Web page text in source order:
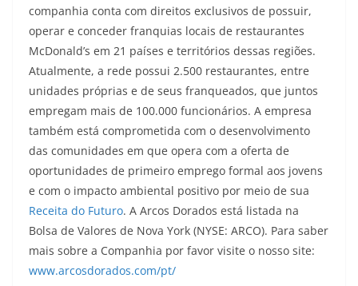
companhia conta com direitos exclusivos de possuir,
operar e conceder franquias locais de restaurantes
McDonald’s em 21 países e territórios dessas regiões.
Atualmente, a rede possui 2.500 restaurantes, entre
unidades próprias e de seus franqueados, que juntos
empregam mais de 100.000 funcionários. A empresa
também está comprometida com o desenvolvimento
das comunidades em que opera com a oferta de
oportunidades de primeiro emprego formal aos jovens
e com o impacto ambiental positivo por meio de sua
Receita do Futuro. A Arcos Dorados está listada na
Bolsa de Valores de Nova York (NYSE: ARCO). Para saber
mais sobre a Companhia por favor visite o nosso site:
www.arcosdorados.com/pt/